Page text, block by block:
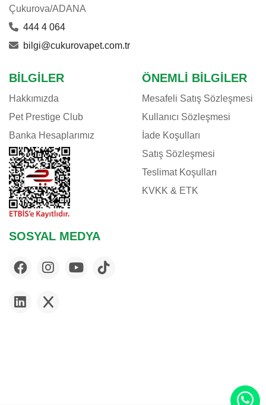
Çukurova/ADANA
444 4 064
bilgi@cukurovapet.com.tr
BILGILER
Hakkımızda
Pet Prestige Club
Banka Hesaplarımız
ÖNEMLI BILGILER
Mesafeli Satış Sözleşmesi
Kullanıcı Sözleşmesi
İade Koşulları
Satış Sözleşmesi
Teslimat Koşulları
KVKK & ETK
SOSYAL MEDYA